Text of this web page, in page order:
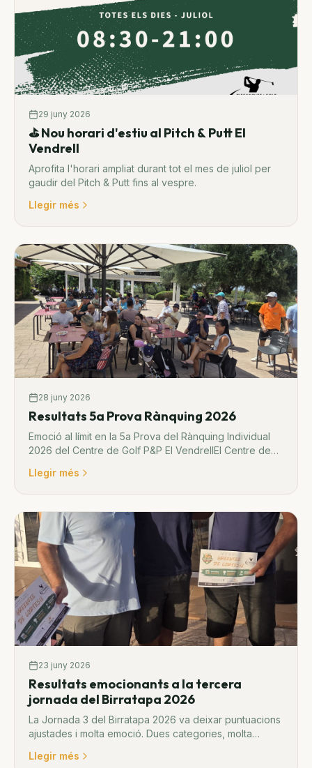
29 juny 2026
⛳ Nou horari d'estiu al Pitch & Putt El
Vendrell
Aprofita l'horari ampliat durant tot el mes de juliol per
gaudir del Pitch & Putt fins al vespre.
Llegir més
28 juny 2026
Resultats 5a Prova Rànquing 2026
Emoció al límit en la 5a Prova del Rànquing Individual
2026 del Centre de Golf P&P El VendrellEl Centre de
vibrant el passat 28 de juny
Llegir més
23 juny 2026
Resultats emocionants a la tercera
jornada del Birratapa 2026
La Jornada 3 del Birratapa 2026 va deixar puntuacions
ajustades i molta emoció. Dues categories, molta
Estrella Damm.
Llegir més